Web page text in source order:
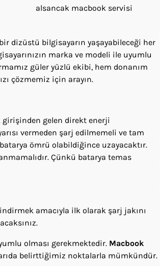
alsancak macbook servisi
dizüstü bilgisayarın yaşayabileceği her
marka ve modeli ile uyumlu
güler yüzlü ekibi, hem donanım
çözmemiz için arayın.
gelen direkt enerji
vermeden şarj edilmemeli ve tam
ömrü olabildiğince uzayacaktır.
Çünkü batarya temas
amacıyla ilk olarak şarj jakını
olması gerekmektedir. Macbook
belirttiğimiz noktalarla mümkündür.